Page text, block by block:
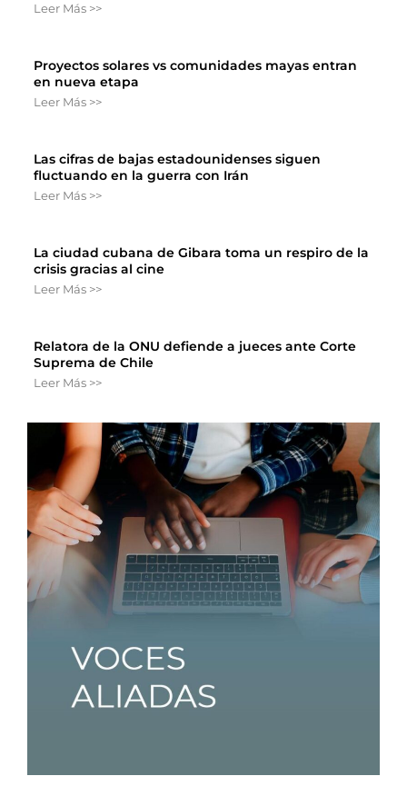
Leer Más >>
Proyectos solares vs comunidades mayas entran
en nueva etapa
Leer Más >>
Las cifras de bajas estadounidenses siguen
fluctuando en la guerra con Irán
Leer Más >>
La ciudad cubana de Gibara toma un respiro de la
crisis gracias al cine
Leer Más >>
Relatora de la ONU defiende a jueces ante Corte
Suprema de Chile
Leer Más >>